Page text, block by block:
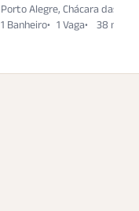
Porto Alegre, Chácara das
1 Banheiro
1 Vaga 38 m²